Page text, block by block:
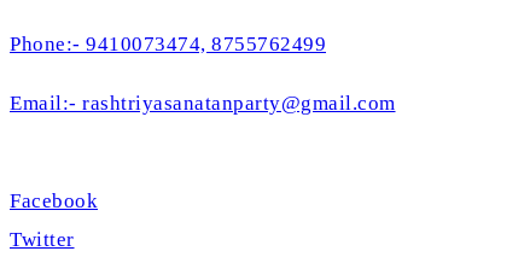
Phone:- 9410073474, 8755762499
Email:- rashtriyasanatanparty@gmail.com
Facebook
Twitter